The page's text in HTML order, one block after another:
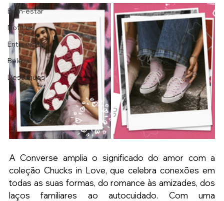
Bem-estar
Notícias
Entrevistas
Beleza
Destaques
A Converse amplia o significado do amor com a
coleção Chucks in Love, que celebra conexões em
todas as suas formas, do romance às amizades, dos
laços familiares ao autocuidado. Com uma